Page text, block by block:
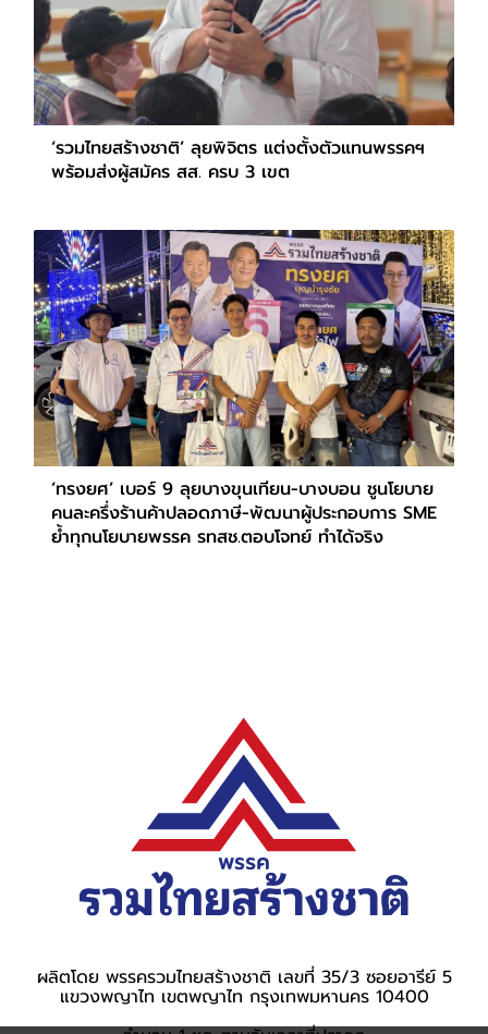
‘รวมไทยสร้างชาติ’ ลุยพิจิตร แต่งตั้งตัวแทนพรรคฯ
พร้อมส่งผู้สมัคร สส. ครบ 3 เขต
‘ทรงยศ’ เบอร์ 9 ลุยบางขุนเทียน-บางบอน ชูนโยบาย
คนละครึ่งร้านค้าปลอดภาษี-พัฒนาผู้ประกอบการ SME
ย้ำทุกนโยบายพรรค รทสช.ตอบโจทย์ ทำได้จริง
ผลิตโดย พรรครวมไทยสร้างชาติ เลขที่ 35/3 ซอยอารีย์ 5
แขวงพญาไท เขตพญาไท กรุงเทพมหานคร 10400